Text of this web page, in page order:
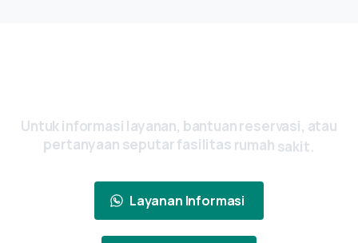
Untukinformasi layanan, bantuanreservasi, atau
pertanyaan seputarfasilitas rumah sakit.
Layanan Informasi